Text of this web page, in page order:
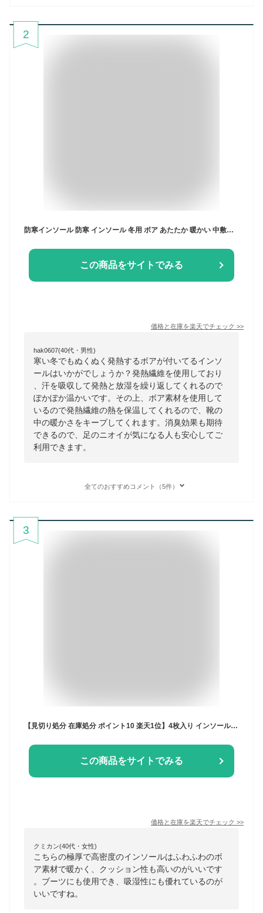
2
防寒インソール 防寒 インソール 冬用 ボア あたたか 暖かい 中敷き 発熱 雪 雨 フリーサイズ COLUMBUS コロンブス 男性用 女性用 起毛 スキー スノーボード スノボー キャンプ レジャー 釣り ウィンタースポーツ クッション ふかふか おうち時間 在宅 巣ごもり
この商品をサイトでみる
価格と在庫を楽天でチェック >>
hak0607(40代・男性)
寒い冬でもぬくぬく発熱するボアが付いてるインソ
ールはいかがでしょうか？発熱繊維を使用しており
、汗を吸収して発熱と放湿を繰り返してくれるので
ぽかぽか温かいです。その上、ボア素材を使用して
いるので発熱繊維の熱を保温してくれるので、靴の
中の暖かさをキープしてくれます。消臭効果も期待
できるので、足のニオイが気になる人も安心してご
利用できます。
全てのおすすめコメント（5件）
3
【見切り処分 在庫処分 ポイント10 楽天1位】4枚入り インソール 中敷き 4枚入 2足分セット 暖かい あったか 保温 ホカホカ ふわふわ ボア 寒さ対策 冷え性 消臭 極厚 防寒 高密度 吸汗 靴 ブーツ 高保湿 防臭 吸湿 クッション レディース メンズ 大人 子供 22.5cm - 28cm
この商品をサイトでみる
価格と在庫を楽天でチェック >>
クミカン(40代・女性)
こちらの極厚で高密度のインソールはふわふわのボ
ア素材で暖かく、クッション性も高いのがいいです
。ブーツにも使用でき、吸湿性にも優れているのが
いいですね。